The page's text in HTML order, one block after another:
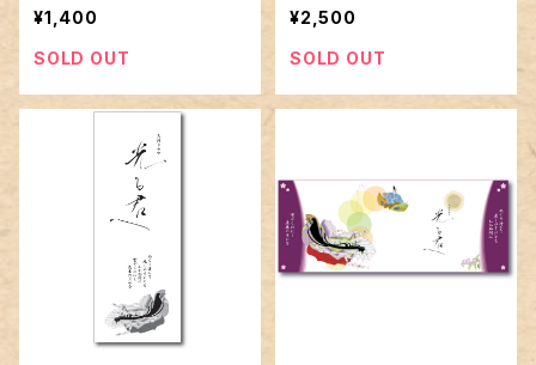
¥1,400
SOLD OUT
¥2,500
SOLD OUT